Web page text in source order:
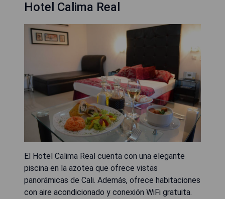
Hotel Calima Real
El Hotel Calima Real cuenta con una elegante
piscina en la azotea que ofrece vistas
panorámicas de Cali. Además, ofrece habitaciones
con aire acondicionado y conexión WiFi gratuita.